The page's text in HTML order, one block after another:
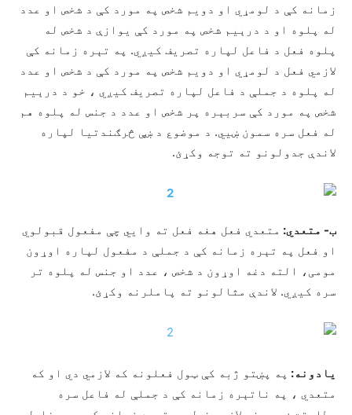
زمانه کې د لومړي او دویم شخص په مورد کې د شخص او عدد
له پلوه او د درېيم شخص په مورد کې یوازې د شخص له
پلوه فعل د فاعل لپاره تصریف کیږي. په تېره زمانه کې
لازمي فعل د لومړي او دویم شخص په مورد کې د شخص او عدد
له پلوه د جملې د فاعل لپاره تصریف کیږي ، خو د درېيم
شخص په مورد کې سربېره پر شخص او عدد د جنس له پلوه هم
له فعل سره سمون ښيي. د موضوع د ښې څرګندتیا لپاره
لاندې جدولونو ته توجه وکړئ.
ب- متعدي: متعدي فعل هغه فعل ته وايي چې مفعول قبولوي
او فعل په تېره زمانه کې د جملې د مفعول لپاره اوړون
مومی، الته دغه اوړون د شخص ، عدد او جنس له پلوه تر
سره کیږي. لاندې مثالونو ته پاملرنه وکړئ.
یادونه: په پښتو ژبه کې ټول فعلونه که لازمي دي او که
متعدي ، په ناتېره زمانه کې د جملې له فاعل سره